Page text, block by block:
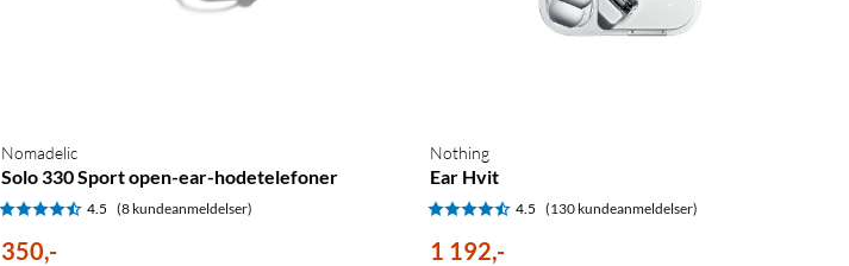
Nomadelic
Solo 330 Sport open-ear-hodetelefoner
4.5 (8 kundeanmeldelser)
350,-
Nothing
Ear Hvit
4.5 (130 kundeanmeldelser)
1 192,-